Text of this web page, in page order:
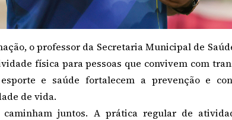
o professor da Secretaria Municipal de
física para pessoas que convivem com
e saúde fortalecem a prevenção e
de vida.
caminham juntos. A prática regular de